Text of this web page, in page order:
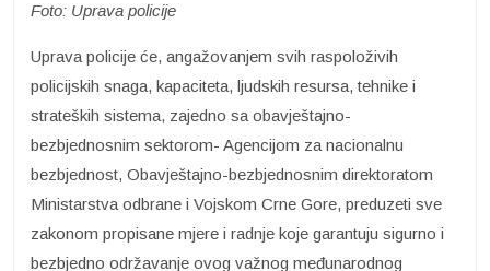
Foto: Uprava policije
Uprava policije će, angažovanjem svih raspoloživih
policijskih snaga, kapaciteta, ljudskih resursa, tehnike i
strateških sistema, zajedno sa obavještajno-
bezbjednosnim sektorom- Agencijom za nacionalnu
bezbjednost, Obavještajno-bezbjednosnim direktoratom
Ministarstva odbrane i Vojskom Crne Gore, preduzeti sve
zakonom propisane mjere i radnje koje garantuju sigurno i
bezbjedno održavanje ovog važnog međunarodnog